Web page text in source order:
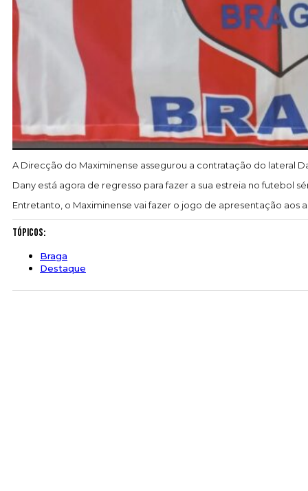
A Direcção do Maximinense assegurou a contratação do lateral
Dany está agora de regresso para fazer a sua estreia no futebol
Entretanto, o Maximinense vai fazer o jogo de apresentação aos
Tópicos:
Braga
Destaque